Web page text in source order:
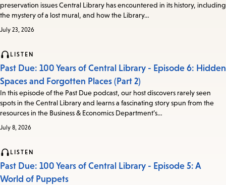
preservation issues Central Library has encountered in its history, including
the mystery of a lost mural, and how the Library…
July 23, 2026
LISTEN
Past Due: 100 Years of Central Library - Episode 6: Hidden
Spaces and Forgotten Places (Part 2)
In this episode of the Past Due podcast, our host discovers rarely seen
spots in the Central Library and learns a fascinating story spun from the
resources in the Business & Economics Department’s…
July 8, 2026
LISTEN
Past Due: 100 Years of Central Library - Episode 5: A
World of Puppets